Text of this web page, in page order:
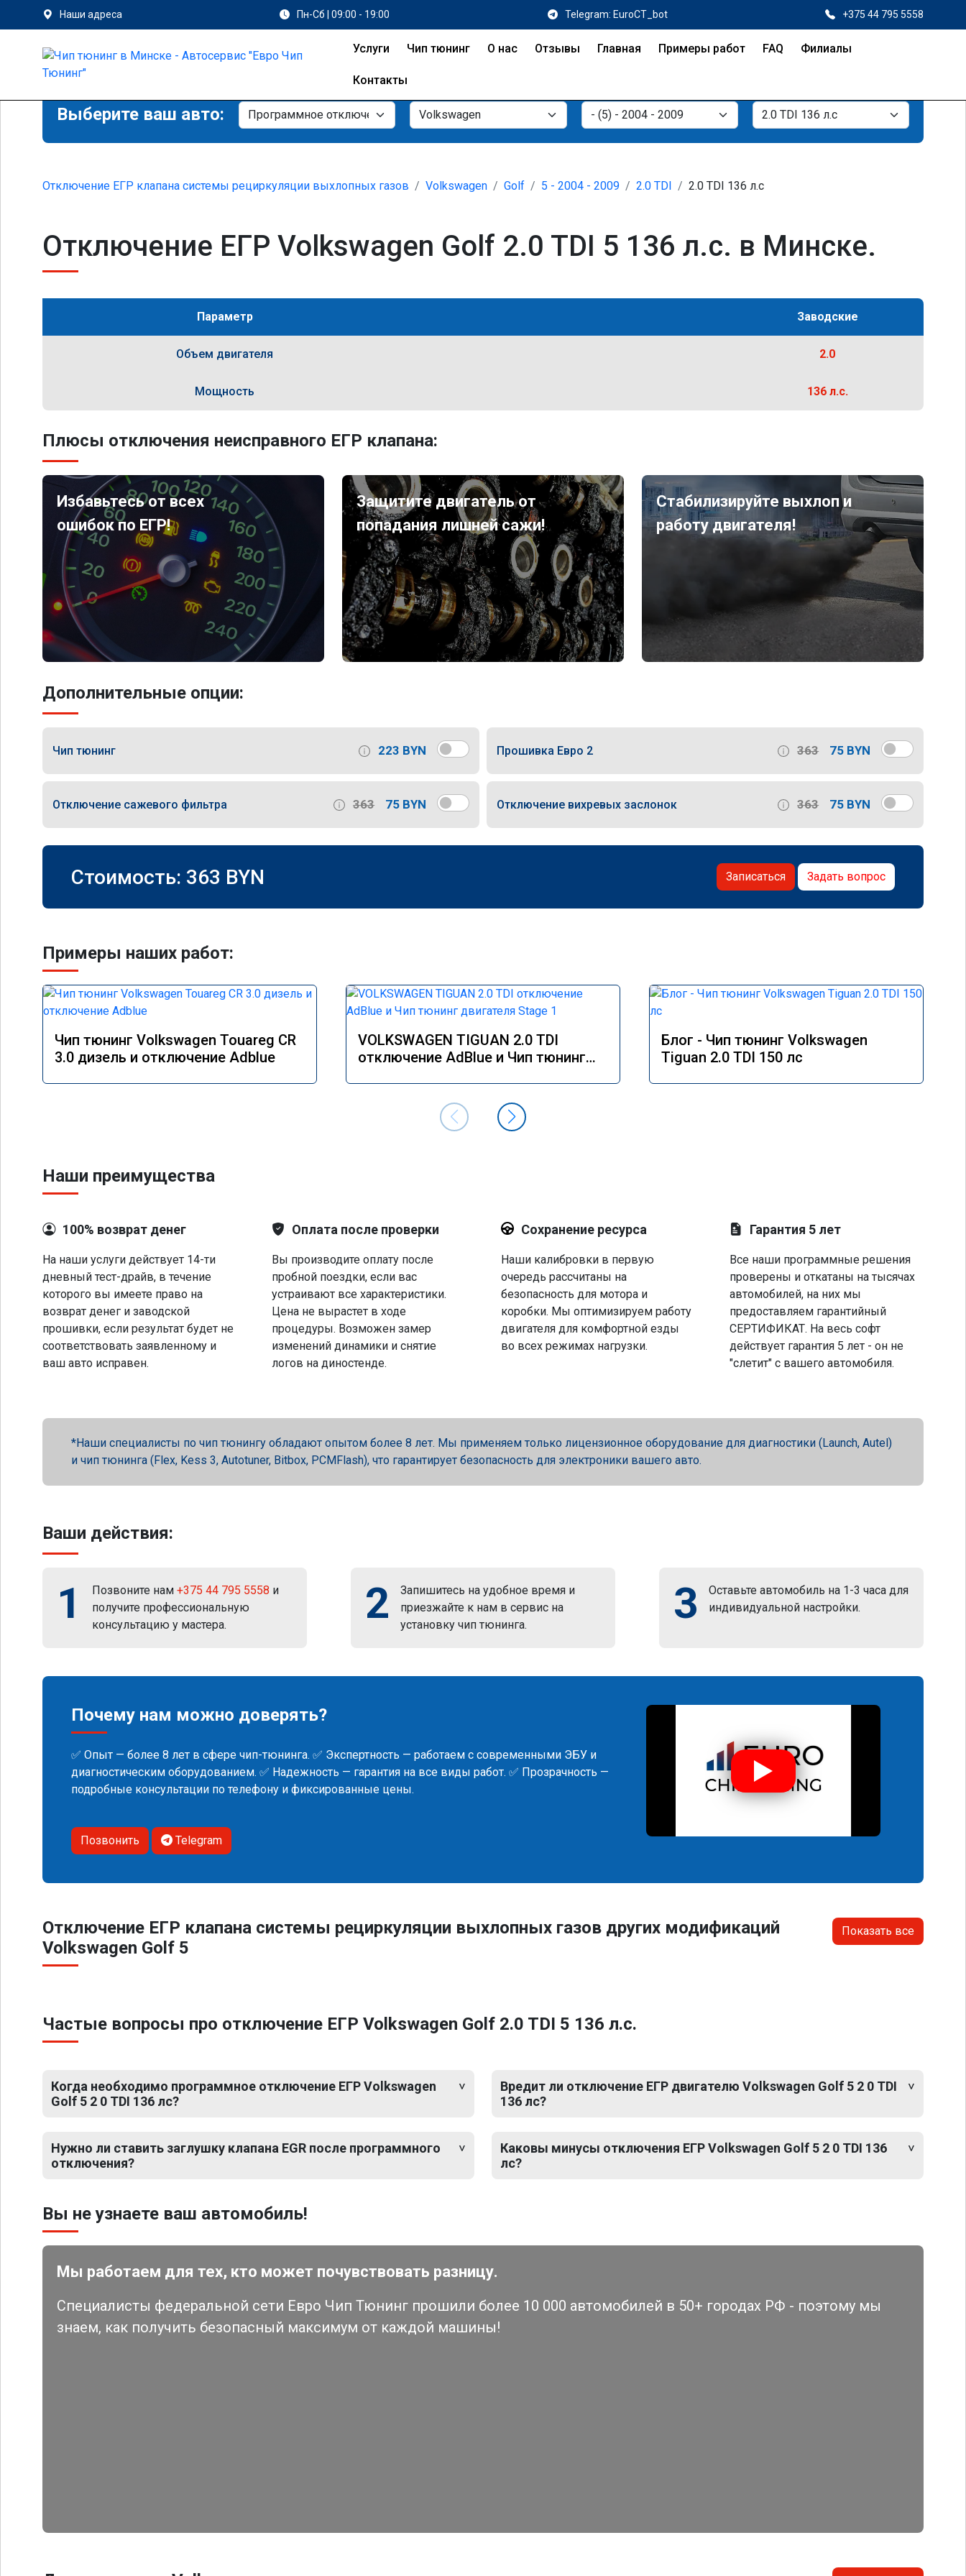
Наши адреса Пн-Сб | 09:00 - 19:00 Telegram: EuroCT_bot +375 44 795 5558
Услуги Чип тюнинг О нас Отзывы Главная Примеры работ FAQ Филиалы
Контакты
Выберите ваш авто:
Отключение ЕГР клапана системы рециркуляции выхлопных газов Volkswagen Golf 5 - 2004 - 2009 2.0 TDI 2.0 TDI 136 л.с
Отключение ЕГР Volkswagen Golf 2.0 TDI 5 136 л.с. в Минске.
Параметр Заводские
Объем двигателя 2.0
Мощность 136 л.с.
Плюсы отключения неисправного ЕГР клапана:
Избавьтесь от всех
ошибок по ЕГР!
Защитите двигатель от
попадания лишней сажи!
Стабилизируйте выхлоп и
работу двигателя!
Дополнительные опции:
Чип тюнинг 223 BYN Прошивка Евро 2 363 75 BYN
Отключение сажевого фильтра 363 75 BYN Отключение вихревых заслонок 363 75 BYN
Стоимость: 363 BYN Записаться Задать вопрос
Примеры наших работ:
Чип тюнинг Volkswagen Touareg CR
3.0 дизель и отключение Adblue
VOLKSWAGEN TIGUAN 2.0 TDI
отключение AdBlue и Чип тюнинг
Блог - Чип тюнинг Volkswagen
Tiguan 2.0 TDI 150 лс
Наши преимущества
100% возврат денег
На наши услуги действует 14-ти
дневный тест-драйв, в течение
которого вы имеете право на
возврат денег и заводской
прошивки, если результат будет не
соответствовать заявленному и
ваш авто исправен.
Оплата после проверки
Вы производите оплату после
пробной поездки, если вас
устраивают все характеристики.
Цена не вырастет в ходе
процедуры. Возможен замер
изменений динамики и снятие
логов на диностенде.
Сохранение ресурса
Наши калибровки в первую
очередь рассчитаны на
безопасность для мотора и
коробки. Мы оптимизируем работу
двигателя для комфортной езды
во всех режимах нагрузки.
Гарантия 5 лет
Все наши программные решения
проверены и откатаны на тысячах
автомобилей, на них мы
предоставляем гарантийный
СЕРТИФИКАТ. На весь софт
действует гарантия 5 лет - он не
"слетит" с вашего автомобиля.
Наши специалисты по чип тюнингу обладают опытом более 8 лет. Мы применяем только лицензионное оборудование для диагностики (Launch, Autel)
и чип тюнинга (Flex, Kess 3, Autotuner, Bitbox, PCMFlash), что гарантирует безопасность для электроники вашего авто.
Ваши действия:
1 Позвоните нам +375 44 795 5558 и
получите профессиональную
консультацию у мастера.
2
Запишитесь на удобное время и
приезжайте к нам в сервис на
установку чип тюнинга.
3
Оставьте автомобиль на 1-3 часа для
индивидуальной настройки.
Почему нам можно доверять?
✅ Опыт — более 8 лет в сфере чип-тюнинга. ✅ Экспертность — работаем с современными ЭБУ и
диагностическим оборудованием. ✅ Надежность — гарантия на все виды работ. ✅ Прозрачность —
подробные консультации по телефону и фиксированные цены.
Позвонить Telegram
Отключение ЕГР клапана системы рециркуляции выхлопных газов других модификаций
Volkswagen Golf 5
Показать все
Частые вопросы про отключение ЕГР Volkswagen Golf 2.0 TDI 5 136 л.с.
Когда необходимо программное отключение ЕГР Volkswagen
Golf 5 2 0 TDI 136 лс?
Нужно ли ставить заглушку клапана EGR после программного
отключения?
Вредит ли отключение ЕГР двигателю Volkswagen Golf 5 2 0 TDI
136 лс?
Каковы минусы отключения ЕГР Volkswagen Golf 5 2 0 TDI 136
лс?
Вы не узнаете ваш автомобиль!
Мы работаем для тех, кто может почувствовать разницу.
Специалисты федеральной сети Евро Чип Тюнинг прошили более 10 000 автомобилей в 50+ городах РФ - поэтому мы
знаем, как получить безопасный максимум от каждой машины!